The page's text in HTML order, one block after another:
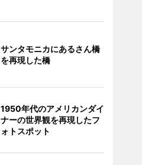
サンタモニカにあるさん橋
を再現した橋
1950年代のアメリカンダイ
ナーの世界観を再現したフ
ォトスポット